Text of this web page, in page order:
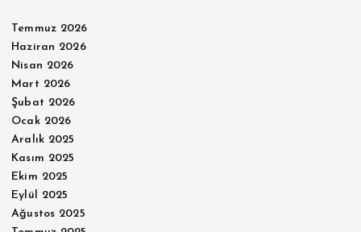
Temmuz 2026
Haziran 2026
Nisan 2026
Mart 2026
Şubat 2026
Ocak 2026
Aralık 2025
Kasım 2025
Ekim 2025
Eylül 2025
Ağustos 2025